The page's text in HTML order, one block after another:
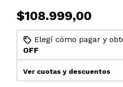
$108.999,00
Elegí cómo pagar y
OFF
Ver cuotas y descuentos